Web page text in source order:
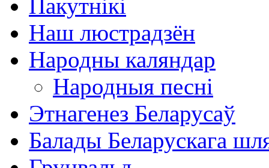
Пакутнікі
Наш люстрадзён
Народны каляндар
Народныя песні
Этнагенез Беларусаў
Балады Беларускага